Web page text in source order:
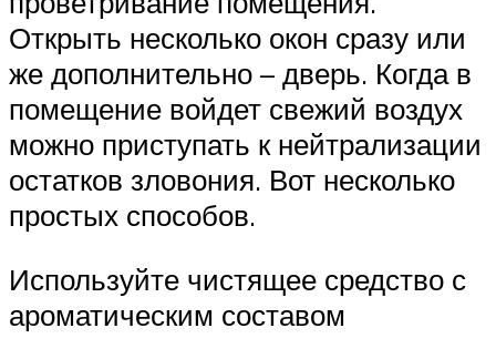
Открыть несколько окон сразу или
же дополнительно – дверь. Когда в
помещение войдет свежий воздух
можно приступать к нейтрализации
остатков зловония. Вот несколько
простых способов.
Используйте чистящее средство с
ароматическим составом